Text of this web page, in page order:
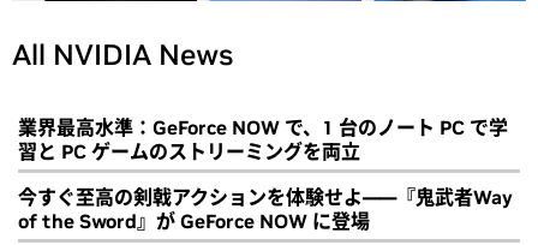
All NVIDIA News
業界最高水準：GeForce NOW で、1 台のノート PC で学
習と PC ゲームのストリーミングを両立
今すぐ至高の剣戟アクションを体験せよ――『鬼武者Way
of the Sword』が GeForce NOW に登場